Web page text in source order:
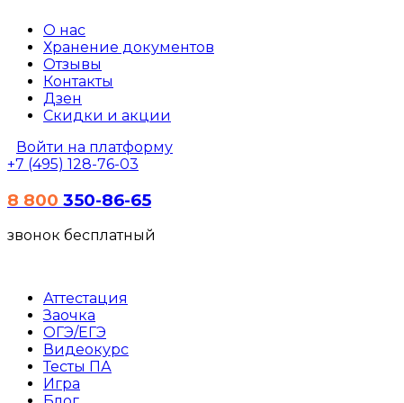
О нас
Хранение документов
Отзывы
Контакты
Дзен
Скидки и акции
Войти на платформу
+7 (495) 128-76-03
8 800 350-86-65
звонок бесплатный
Аттестация
Заочка
ОГЭ/ЕГЭ
Видеокурс
Тесты ПА
Игра